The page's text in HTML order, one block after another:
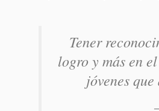
Tener
logro y más en
jóvenes